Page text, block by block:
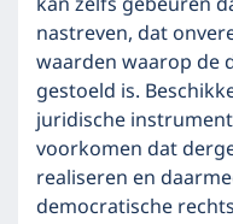
nastreven, dat
waarden waarop de
gestoeld is.
juridische
voorkomen dat
realiseren en
democratische